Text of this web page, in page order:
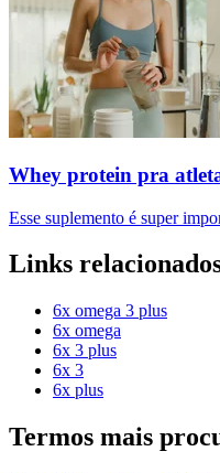
Whey protein pra
Esse suplemento é super
Links
6x omega 3 plus
6x omega
6x 3 plus
6x 3
6x plus
Termos mais